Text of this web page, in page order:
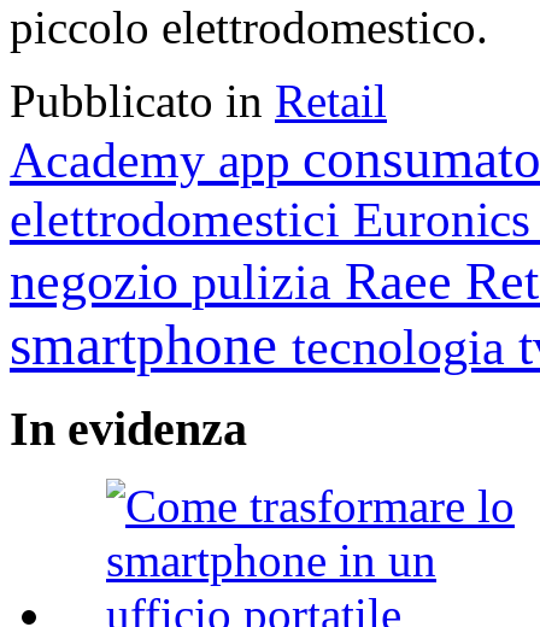
piccolo elettrodomestico.
Pubblicato in Retail
Academy app
elettrodomestici
negozio pulizia Raee
smartphone tecnologia
In evidenza